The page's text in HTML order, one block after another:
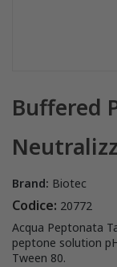
Buffered
Brand: Biotec
Codice: 20772
Acqua Peptonata
peptone solution
Tween 80.